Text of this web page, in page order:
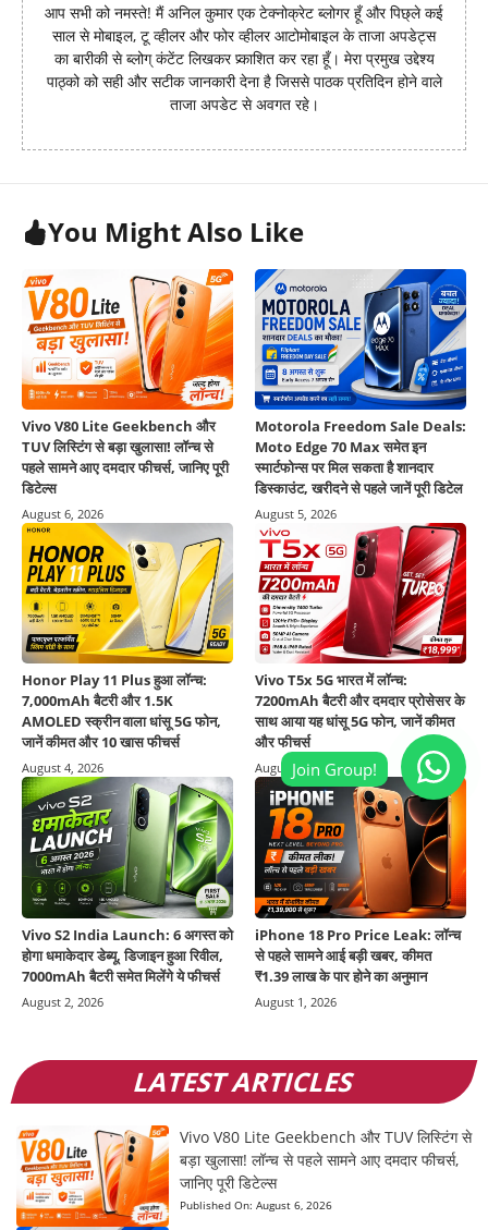
आप सभी को नमस्ते! मैं अनिल कुमार एक टेक्नोक्रेट ब्लोगर हूँ और पिछ्ले कई
साल से मोबाइल, टू व्हीलर और फोर व्हीलर आटोमोबाइल के ताजा अपडेट्स
का बारीकी से ब्लोग् कंटेंट लिखकर प्र्काशित कर रहा हूँ। मेरा प्रमुख उद्देश्य
पाठ्को को सही और सटीक जानकारी देना है जिससे पाठक प्रतिदिन होने वाले
ताजा अपडेट से अवगत रहे।
You Might Also Like
Vivo V80 Lite Geekbench और
TUV लिस्टिंग से बड़ा खुलासा! लॉन्च से
पहले सामने आए दमदार फीचर्स, जानिए पूरी
डिटेल्स
August 6, 2026
Motorola Freedom Sale Deals:
Moto Edge 70 Max समेत इन
स्मार्टफोन्स पर मिल सकता है शानदार
डिस्काउंट, खरीदने से पहले जानें पूरी डिटेल
August 5, 2026
Honor Play 11 Plus हुआ लॉन्च:
7,000mAh बैटरी और 1.5K
AMOLED स्क्रीन वाला धांसू 5G फोन,
जानें कीमत और 10 खास फीचर्स
August 4, 2026
Vivo T5x 5G भारत में लॉन्च:
7200mAh बैटरी और दमदार प्रोसेसर के
साथ आया यह धांसू 5G फोन, जानें कीमत
और फीचर्स
August 3, 2026
Vivo S2 India Launch: 6 अगस्त को
होगा धमाकेदार डेब्यू, डिजाइन हुआ रिवील,
7000mAh बैटरी समेत मिलेंगे ये फीचर्स
August 2, 2026
iPhone 18 Pro Price Leak: लॉन्च
से पहले सामने आई बड़ी खबर, कीमत
₹1.39 लाख के पार होने का अनुमान
August 1, 2026
LATEST ARTICLES
Vivo V80 Lite Geekbench और TUV लिस्टिंग से
बड़ा खुलासा! लॉन्च से पहले सामने आए दमदार फीचर्स,
जानिए पूरी डिटेल्स
Published On: August 6, 2026